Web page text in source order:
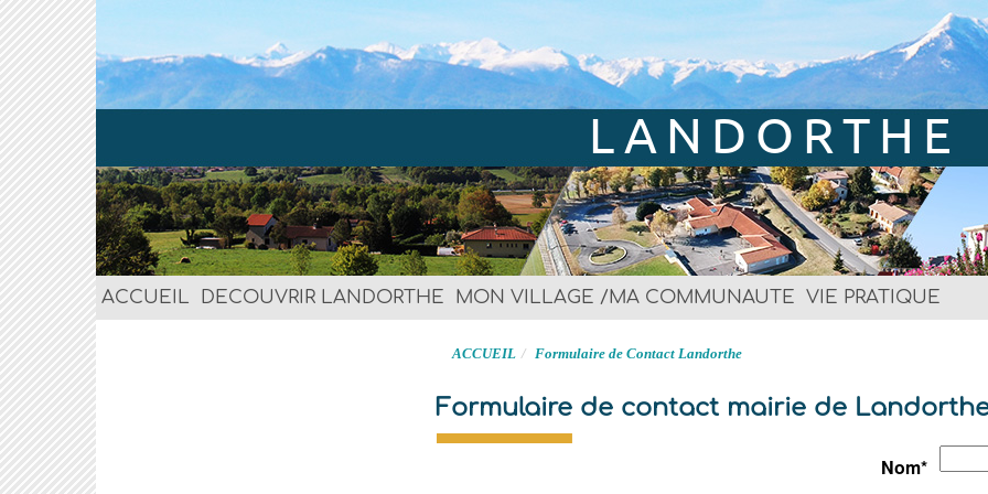
LANDORTHE
Site officiel
ACCUEIL DECOUVRIR LANDORTHE MON VILLAGE /MA COMMUNAUTE VIE PRATIQUE
ACCUEIL Formulaire de Contact Landorthe
Formulaire de contact mairie de
Nom*